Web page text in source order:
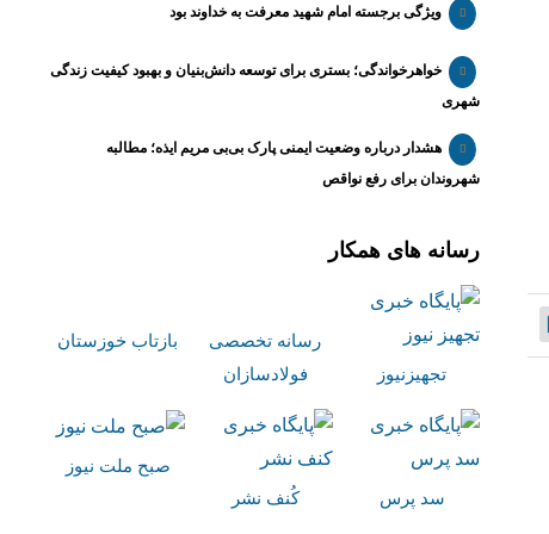
ویژگی برجسته امام شهید معرفت به خداوند بود
خواهرخواندگی؛ بستری برای توسعه دانش‌بنیان و بهبود کیفیت زندگی
شهری
هشدار درباره وضعیت ایمنی پارک بی‌بی مریم ایذه؛ مطالبه
شهروندان برای رفع نواقص
رسانه های همکار
تجهیزنیوز
رسانه تخصصی
فولادسازان
بازتاب خوزستان
سد پرس کُنف نشر
صبح ملت نیوز